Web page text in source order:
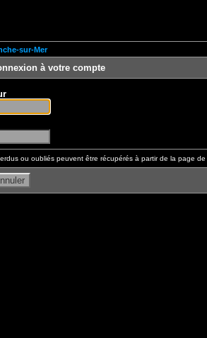
sur-Mer
à votre compte
ou oubliés peuvent être récupérés à partir de la page de